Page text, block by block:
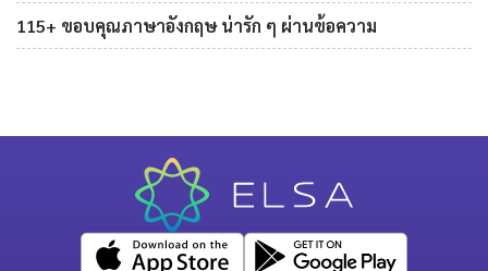
115+ ขอบคุณภาษาอังกฤษ น่ารัก ๆ ผ่านข้อความ